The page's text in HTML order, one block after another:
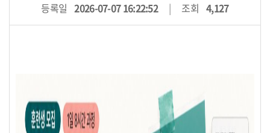
등록일 2026-07-07 16:22:52 조회 4,127